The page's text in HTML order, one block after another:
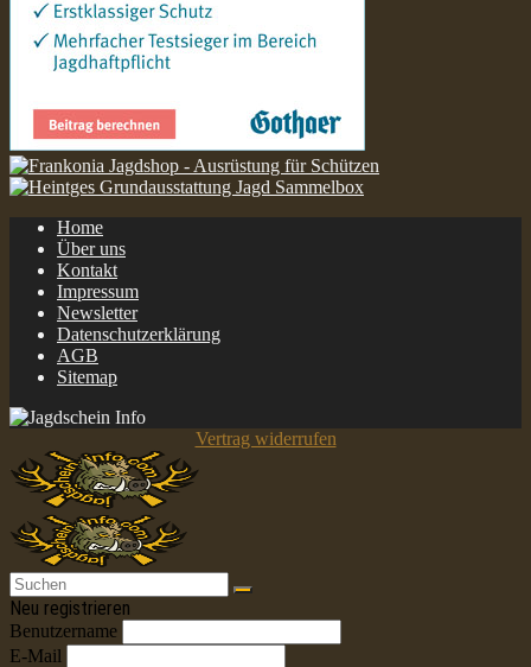
Home
Über uns
Kontakt
Impressum
Newsletter
Datenschutzerklärung
AGB
Sitemap
Vertrag widerrufen
Neu registrieren
Benutzername
E-Mail